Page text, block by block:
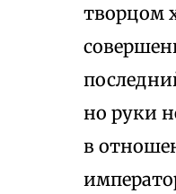
творцом
но руки
в